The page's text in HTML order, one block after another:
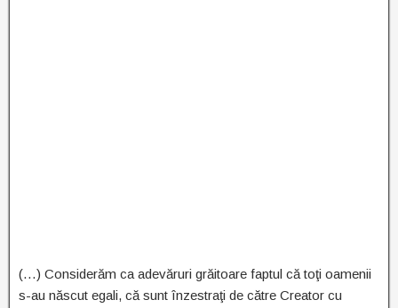
(…) Considerăm ca adevăruri grăitoare faptul că toţi oamenii
s-au născut egali, că sunt înzestraţi de către Creator cu